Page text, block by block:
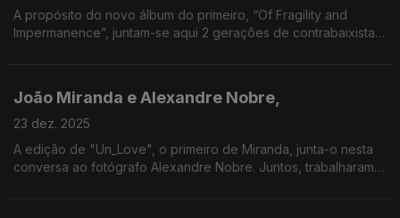
A propósito do novo álbum do primeiro, “Of Fragility and
Impermanence”, juntam-se aqui 2 gerações de contrabaixistas,
João Miranda e Alexandre Nobre,
23 dez. 2025
A edição de "Un_Love", o primeiro de Miranda, junta-o nesta
conversa ao fotógrafo Alexandre Nobre. Juntos, trabalharam